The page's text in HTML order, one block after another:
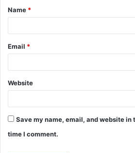
Name *
Email *
Website
Save my name, email, and website in
time I comment.